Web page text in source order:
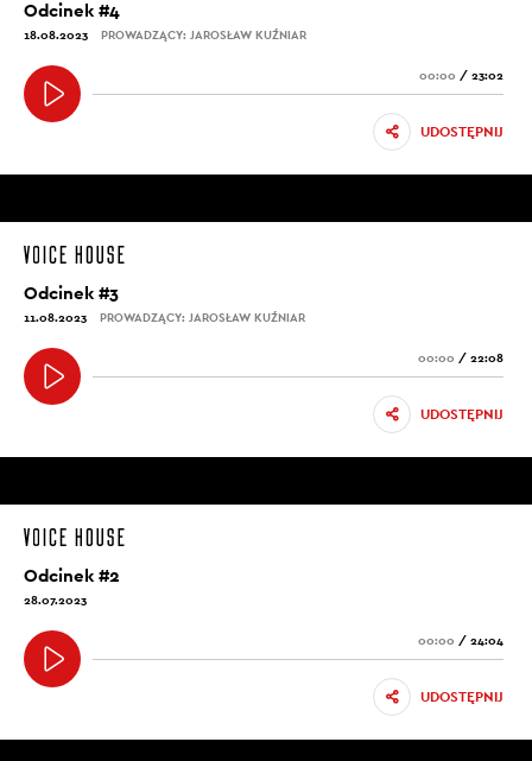
Odcinek #4
18.08.2023 PROWADZĄCY: JAROSŁAW KUŹNIAR
00:00 / 23:02
UDOSTĘPNIJ
Odcinek #3
11.08.2023 PROWADZĄCY: JAROSŁAW KUŹNIAR
00:00 / 22:08
UDOSTĘPNIJ
Odcinek #2
28.07.2023
00:00 / 24:04
UDOSTĘPNIJ